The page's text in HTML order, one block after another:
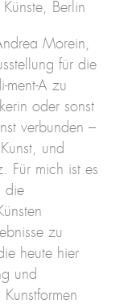
Berlin
Morein,
für die
ment-A zu
oder sonst
verbunden –
und
Für mich ist es
die
zu
heute hier
und